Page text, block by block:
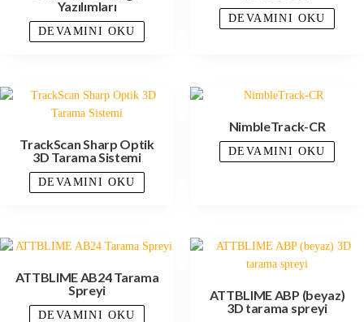
Yazılımları
DEVAMINI OKU
DEVAMINI OKU
TrackScan Sharp Optik
3D Tarama Sistemi
DEVAMINI OKU
NimbleTrack-CR
DEVAMINI OKU
ATTBLIME AB24 Tarama
Spreyi
DEVAMINI OKU
ATTBLIME ABP (beyaz)
3D tarama spreyi